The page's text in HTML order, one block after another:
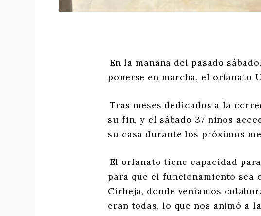
En la mañana del pasado
ponerse en marcha, el orfanato
Tras meses dedicados a la
su fin, y el sábado 37 niños
su casa durante los próximos
El orfanato tiene capacidad
para que el funcionamiento sea
Cirheja, donde veníamos
eran todas, lo que nos animó a